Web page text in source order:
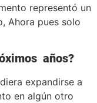
representó un
Ahora pues solo
años?
expandirse a
en algún otro